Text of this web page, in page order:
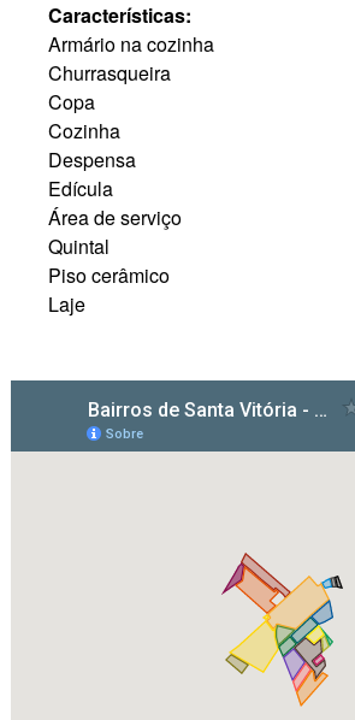
Características:
Armário na cozinha
Churrasqueira
Copa
Cozinha
Despensa
Edícula
Área de serviço
Quintal
Piso cerâmico
Laje